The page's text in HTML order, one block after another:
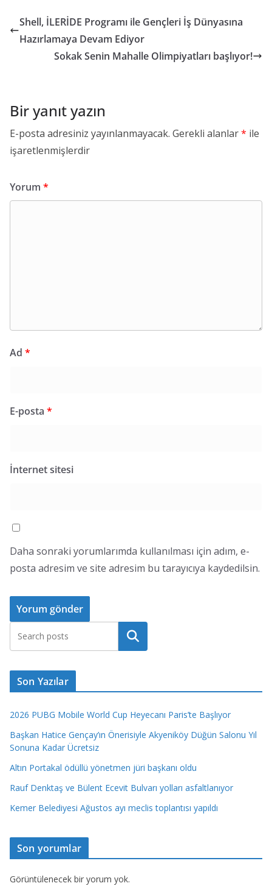
Shell, İLERİDE Programı ile Gençleri İş Dünyasına
Hazırlamaya Devam Ediyor
Sokak Senin Mahalle Olimpiyatları başlıyor!
Bir yanıt yazın
E-posta adresiniz yayınlanmayacak. Gerekli alanlar* ile
işaretlenmişlerdir
Yorum *
Ad *
E-posta *
İnternet sitesi
Daha sonraki yorumlarımda kullanılması için adım, e-
posta adresim ve site adresim bu tarayıcıya kaydedilsin.
Ara
Son Yazılar
2026 PUBG Mobile World Cup Heyecanı Paris’te Başlıyor
Başkan Hatice Gençay’ın Önerisiyle Akyeniköy Düğün Salonu Yıl
Sonuna Kadar Ücretsiz
Altın Portakal ödüllü yönetmen jüri başkanı oldu
Rauf Denktaş ve Bülent Ecevit Bulvarı yolları asfaltlanıyor
Kemer Belediyesi Ağustos ayı meclis toplantısı yapıldı
Son yorumlar
Görüntülenecek bir yorum yok.